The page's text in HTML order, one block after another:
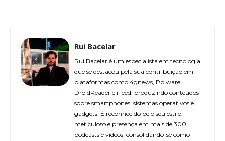
Rui Bacelar
Rui Bacelar é um especialista em tecnologia
que se destacou pela sua contribuição em
plataformas como 4gnews, Pplware,
DroidReader e iFeed, produzindo conteúdos
sobre smartphones, sistemas operativos e
gadgets. É reconhecido pelo seu estilo
meticuloso e presença em mais de 300
podcasts e vídeos, consolidando-se como